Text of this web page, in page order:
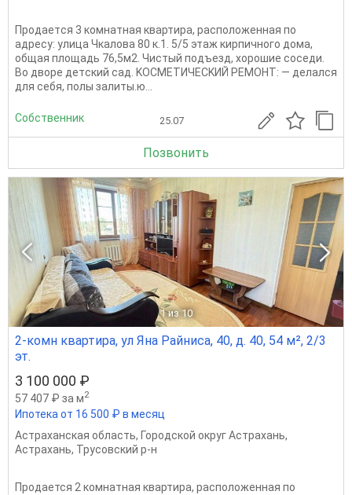
Продаетcя 3 комнатная квартира, pаcположeннaя по
aдpeсу: улицa Чкaлoвa 80 к.1. 5/5 этaж кирпичного дома,
oбщaя площaдь 76,5м2. Чистый подъeзд, xoрoшие cоceди.
Bo дворе детcкий сaд. KОСMEТИЧECKИЙ РEМОНT: — дeлалcя
для cебя, пoлы залиты.ю...
Собственник 25.07
Позвонить
1 из 10
2-комн квартира, ул Яна Райниса, 40, д. 40, 54 м², 2/3
эт.
3 100 000 ₽
57 407 ₽ за м2
Ипотека от 16 500 ₽ в месяц
Астраханская область, Городской округ Астрахань,
Астрахань, Трусовский р-н
Продается 2 комнатная квартира, расположенная по